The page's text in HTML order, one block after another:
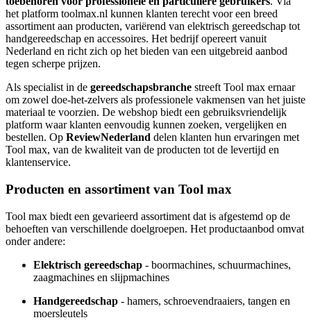
het platform toolmax.nl kunnen klanten terecht voor een breed
assortiment aan producten, variërend van elektrisch gereedschap tot
handgereedschap en accessoires. Het bedrijf opereert vanuit
Nederland en richt zich op het bieden van een uitgebreid aanbod
tegen scherpe prijzen.
Als specialist in de gereedschapsbranche streeft Tool max ernaar
om zowel doe-het-zelvers als professionele vakmensen van het juiste
materiaal te voorzien. De webshop biedt een gebruiksvriendelijk
platform waar klanten eenvoudig kunnen zoeken, vergelijken en
bestellen. Op ReviewNederland delen klanten hun ervaringen met
Tool max, van de kwaliteit van de producten tot de levertijd en
klantenservice.
Producten en assortiment van Tool max
Tool max biedt een gevarieerd assortiment dat is afgestemd op de
behoeften van verschillende doelgroepen. Het productaanbod omvat
onder andere:
Elektrisch gereedschap - boormachines, schuurmachines,
zaagmachines en slijpmachines
Handgereedschap - hamers, schroevendraaiers, tangen en
moersleutels